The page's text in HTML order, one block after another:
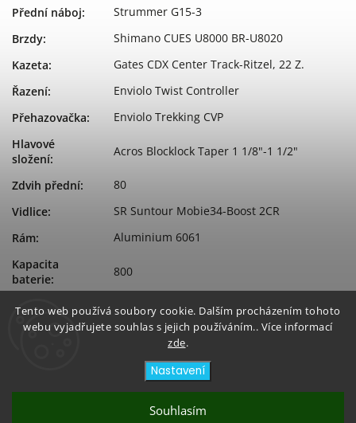
Tento web používá soubory cookie. Dalším procházením tohoto
webu vyjadřujete souhlas s jejich používáním.. Více informací
zde.
Nastavení
Souhlasím
Přední náboj:
Strummer G15-3
Brzdy:
Shimano CUES U8000 BR-U8020
Kazeta:
Gates CDX Center Track-Ritzel, 22 Z.
Řazení:
Enviolo Twist Controller
Přehazovačka:
Enviolo Trekking CVP
Hlavové
složení:
Acros Blocklock Taper 1 1/8"-1 1/2"
Zdvih přední:
80
Vidlice:
SR Suntour Mobie34-Boost 2CR
Rám:
Aluminium 6061
Kapacita
baterie:
800
Typ motoru:
Bosch Performance Line PX
Značka